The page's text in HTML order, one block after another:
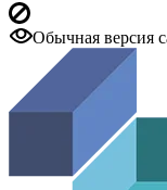
Обычная версия